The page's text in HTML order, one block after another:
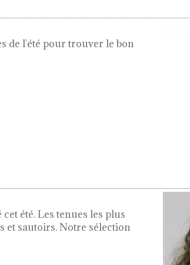
de l'été pour trouver le bon
été. Les tenues les plus
et sautoirs. Notre sélection